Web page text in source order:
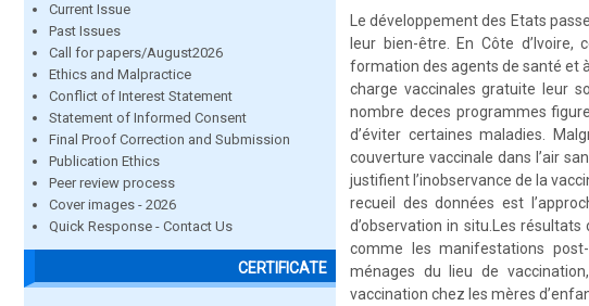
Current Issue
Past Issues
Call for papers/August2026
Ethics and Malpractice
Conflict of Interest Statement
Statement of Informed Consent
Final Proof Correction and Submission
Publication Ethics
Peer review process
Cover images - 2026
Quick Response - Contact Us
CERTIFICATE
Le développement des Etats
leur bien-être. En Côte
formation des agents de santé et
charge vaccinales gratuite leur
nombre deces programmes
d’éviter certaines maladies.
couverture vaccinale dans l’air
justifient l’inobservance de la
recueil des données est
d’observation in situ.Les
comme les manifestations
ménages du lieu de
vaccination chez les mères